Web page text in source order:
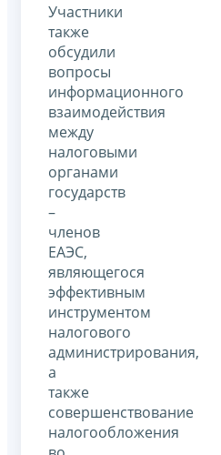
Участники
также
обсудили
вопросы
информационного
взаимодействия
между
налоговыми
органами
государств
–
членов
ЕАЭС,
являющегося
эффективным
инструментом
налогового
администрирования,
а
также
совершенствование
налогообложения